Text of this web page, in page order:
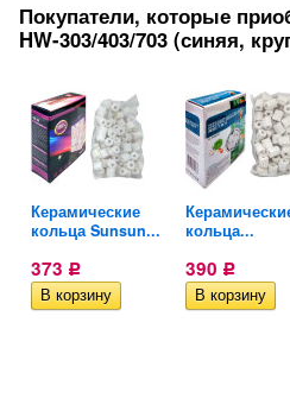
Покупатели, которые
HW-303/403/703 (синяя,
Керамические
кольца Sunsun...
373 Р
кольца...
390 Р